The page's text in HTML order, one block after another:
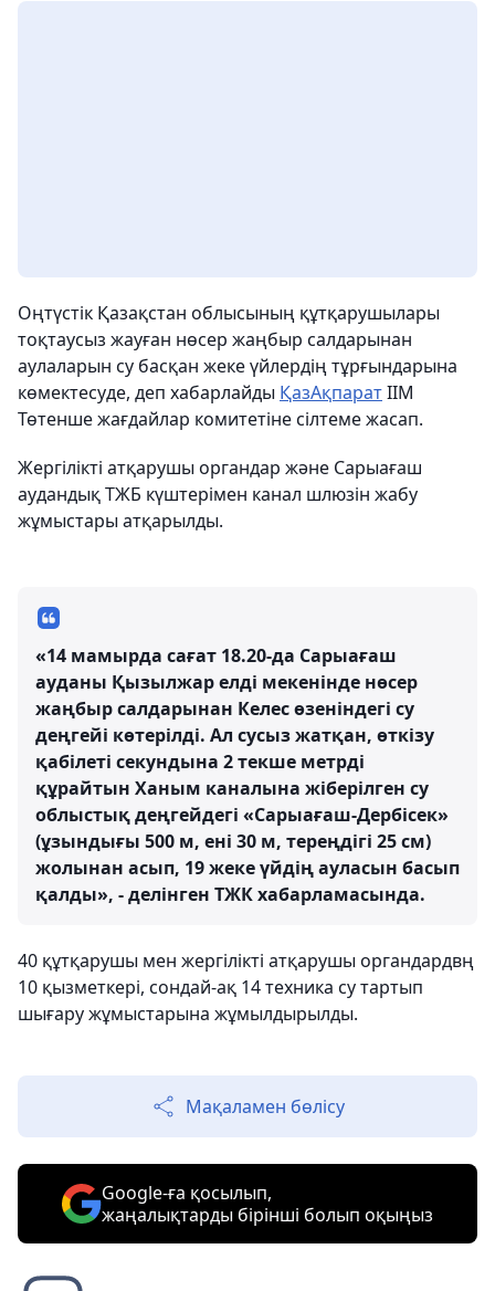
Оңтүстік Қазақстан облысының құтқарушылары
тоқтаусыз жауған нөсер жаңбыр салдарынан
аулаларын су басқан жеке үйлердің тұрғындарына
көмектесуде, деп хабарлайды ҚазАқпаратІІМ
Төтенше жағдайлар комитетіне сілтеме жасап.
Жергілікті атқарушы органдар және Сарыағаш
аудандық ТЖБ күштерімен канал шлюзін жабу
жұмыстары атқарылды.
«14 мамырда сағат 18.20-да Сарыағаш
ауданы Қызылжар елді мекенінде нөсер
жаңбыр салдарынан Келес өзеніндегі су
деңгейі көтерілді. Ал сусыз жатқан, өткізу
қабілеті секундына 2 текше метрді
құрайтын Ханым каналына жіберілген су
облыстық деңгейдегі «Сарыағаш-Дербісек»
(ұзындығы 500 м, ені 30 м, тереңдігі 25 см)
жолынан асып, 19 жеке үйдің ауласын басып
қалды», - делінген ТЖК хабарламасында.
40 құтқарушы мен жергілікті атқарушы органдардвң
10 қызметкері, сондай-ақ 14 техника су тартып
шығару жұмыстарына жұмылдырылды.
Мақаламен бөлісу
Google-ға қосылып,
жаңалықтарды бірінші болып оқыңыз